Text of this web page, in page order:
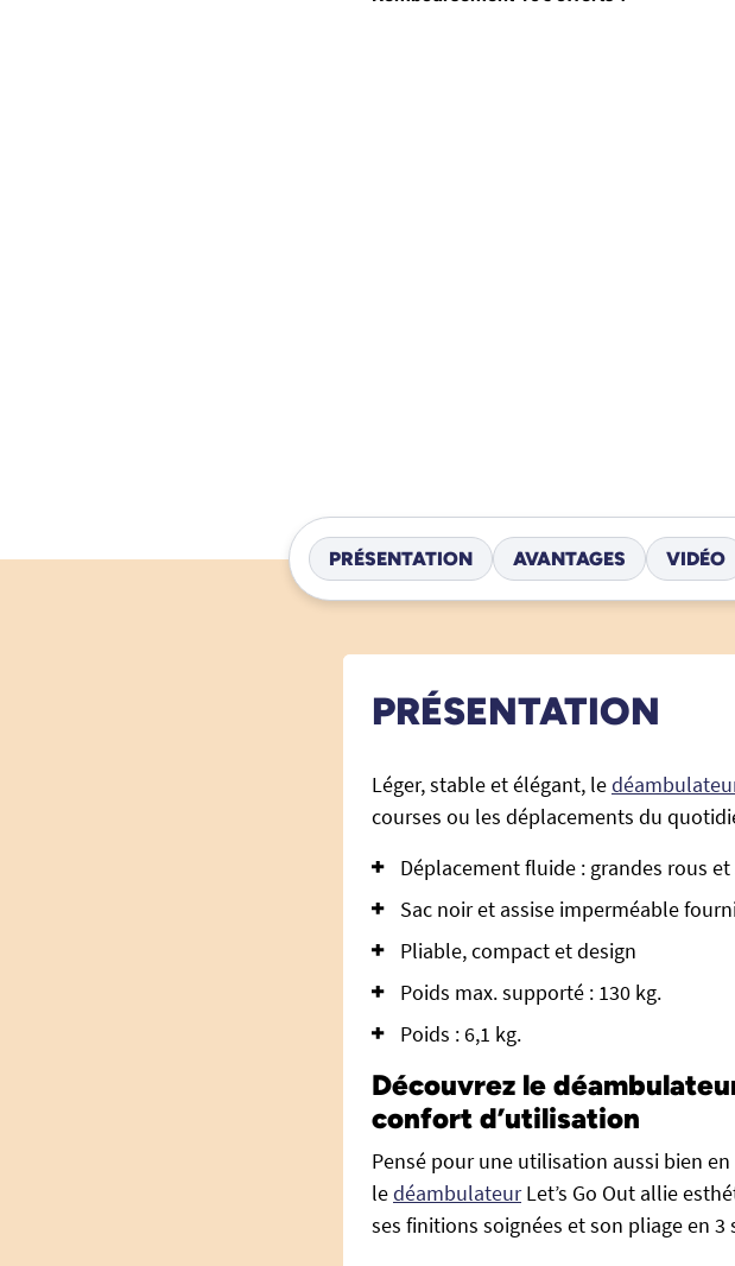
PRÉSENTATION AVANTAGES VIDÉO
PRÉSENTATION
Léger, stable et élégant, le
courses ou les déplacements du
Déplacement fluide : grandes rous
Sac noir et assise imperméable
Pliable, compact et design
Poids max. supporté : 130 kg.
Poids : 6,1 kg.
Découvrez le
confort d’utilisation
Pensé pour une utilisation aussi bien
ledéambulateurLet’s Go Out allie
ses finitions soignées et son pliage en 3